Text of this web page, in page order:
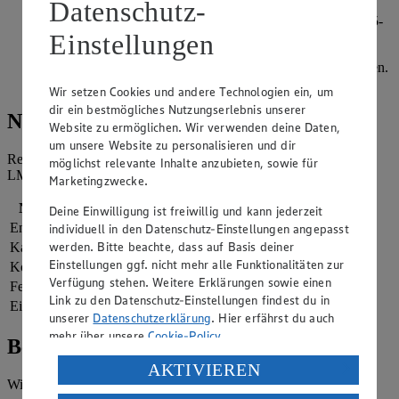
in einen Bräter stellen und mit einer Mischung aus dem
restlichen Olivenöl und ca. 500 ml Wasser begießen. Für 15-
20 Minuten abgedeckt köcheln lassen.
Artischocken herausnehmen und vollständig abkühlen lassen.
Nährwerte
Referenzmenge für einen durchschnittlichen Erwachsenen laut
LMIV (8.400 kJ/2.000 kcal).
Nährwerte
pro Portion
Energie
377 kj (4 %)
Kalorien
90 kcal (4 %)
Kohlenhydrate 41 g
Fett
1 g
Eiweiß
7 g
Bewertung
Wie hat es dir geschmeckt?
Datenschutz-
Einstellungen
Wir setzen Cookies und andere Technologien ein, um
dir ein bestmögliches Nutzungserlebnis unserer
Website zu ermöglichen. Wir verwenden deine Daten,
um unsere Website zu personalisieren und dir
möglichst relevante Inhalte anzubieten, sowie für
Marketingzwecke.
Deine Einwilligung ist freiwillig und kann jederzeit
individuell in den Datenschutz-Einstellungen angepasst
werden. Bitte beachte, dass auf Basis deiner
Einstellungen ggf. nicht mehr alle Funktionalitäten zur
Verfügung stehen. Weitere Erklärungen sowie einen
Link zu den Datenschutz-Einstellungen findest du in
unserer Datenschutzerklärung. Hier erfährst du auch
mehr über unsereCookie-Policy.
Verarbeitung deiner personenbezogenen Daten in den
USA durch Facebook und YouTube:
AKTIVIEREN